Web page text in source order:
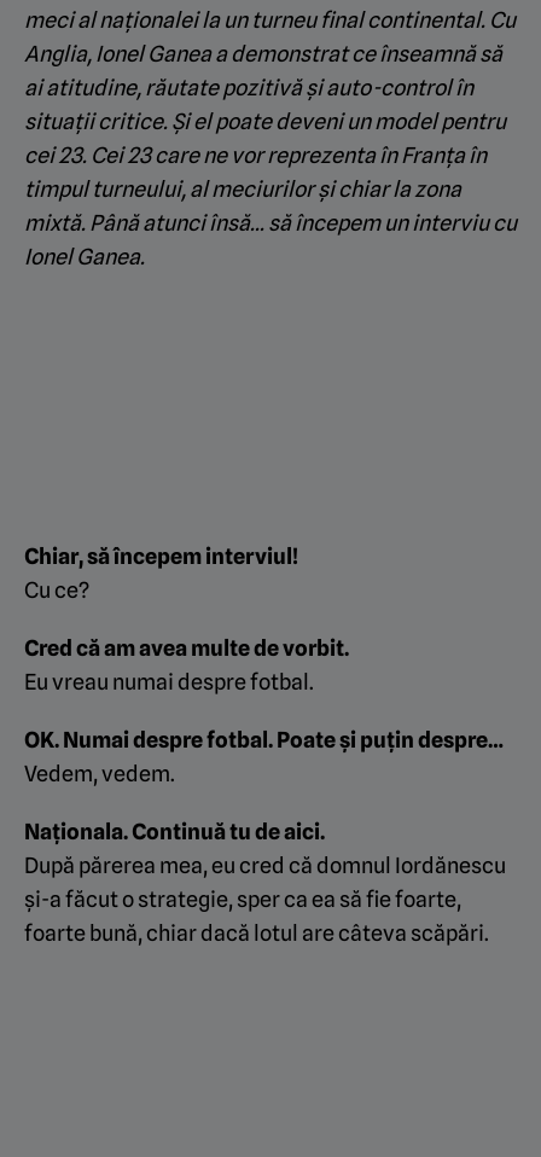
meci al naționalei la un turneu final continental. Cu
Anglia, Ionel Ganea a demonstrat ce înseamnă să
ai atitudine, răutate pozitivă și auto-control în
situații critice. Și el poate deveni un model pentru
cei 23. Cei 23 care ne vor reprezenta în Franța în
timpul turneului, al meciurilor și chiar la zona
mixtă. Până atunci însă… să începem un interviu cu
Ionel Ganea.
Chiar, să începem interviul!
Cu ce?
Cred că am avea multe de vorbit.
Eu vreau numai despre fotbal.
OK. Numai despre fotbal. Poate și puțin despre…
Vedem, vedem.
Naționala. Continuă tu de aici.
După părerea mea, eu cred că domnul Iordănescu
și-a făcut o strategie, sper ca ea să fie foarte,
foarte bună, chiar dacă lotul are câteva scăpări.